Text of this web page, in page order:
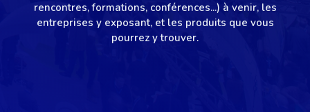
rencontres, formations, conférences...) à venir, les
entreprises y exposant, et les produits que vous
pourrez y trouver.